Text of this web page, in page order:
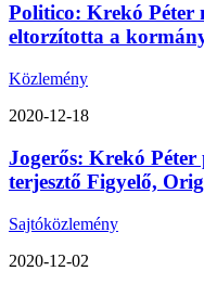
Politico: Krekó Péter
eltorzította a
Közlemény
2020-12-18
Jogerős: Krekó
terjesztő Figyelő,
Sajtóközlemény
2020-12-02